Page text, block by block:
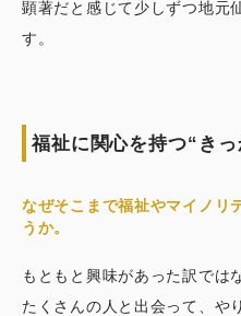
顕著だと感じて少しずつ地元
す。
福祉に関心を持つ“き
なぜそこまで福祉やマイノリ
うか。
もともと興味があった訳では
たくさんの人と出会って、や